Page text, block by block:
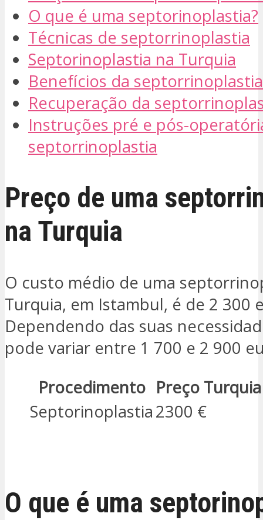
O que é uma septorinoplastia?
Técnicas de septorrinoplastia
Septorinoplastia na Turquia
Benefícios da
Recuperação da
Instruções pré e pós-
septorrinoplastia
Preço de uma
na Turquia
O custo médio de uma
Turquia, em Istambul, é de 2 300
Dependendo das suas
pode variar entre 1 700 e 2 900
Procedimento Preço Turquia
Septorinoplastia2300 €
O que é uma